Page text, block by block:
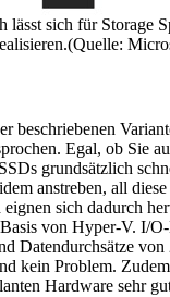
lässt sich für Storage
beschriebenen
Egal, ob Sie
grundsätzlich
anstreben, all
eignen sich dadurch
von Hyper-V. I/
Datendurchsätze
kein Problem.
Hardware sehr